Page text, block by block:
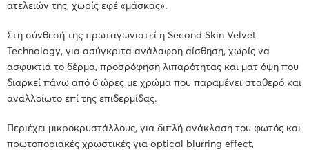
ατελειών της, χωρίς εφέ «μάσκας».
Στη σύνθεσή της πρωταγωνιστεί η Second Skin Velvet
Technology, για ασύγκριτα ανάλαφρη αίσθηση, χωρίς να
ασφυκτιά το δέρμα, προσρόφηση λιπαρότητας και ματ όψη που
διαρκεί πάνω από 6 ώρες με χρώμα που παραμένει σταθερό και
αναλλοίωτο επί της επιδερμίδας.
Περιέχει μικροκρυστάλλους, για διπλή ανάκλαση του φωτός και
πρωτοποριακές χρωστικές για optical blurring effect,